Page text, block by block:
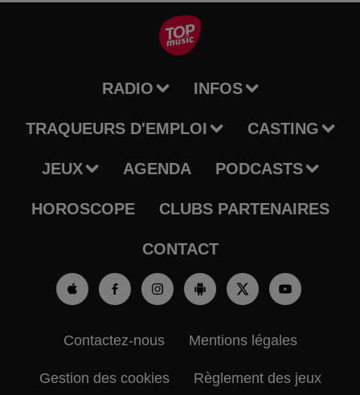
RADIO INFOS
TRAQUEURS D'EMPLOI CASTING
JEUX AGENDA PODCASTS
HOROSCOPE CLUBS PARTENAIRES
CONTACT
Contactez-nous Mentions légales
Gestion des cookies Règlement des jeux